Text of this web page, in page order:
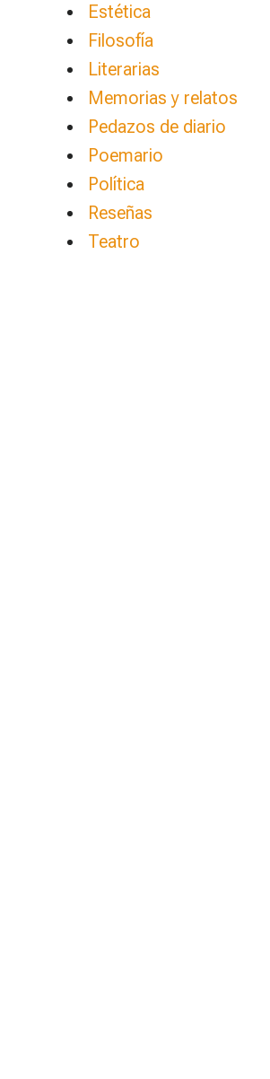
Estética
Filosofía
Literarias
Memorias y relatos
Pedazos de diario
Poemario
Política
Reseñas
Teatro